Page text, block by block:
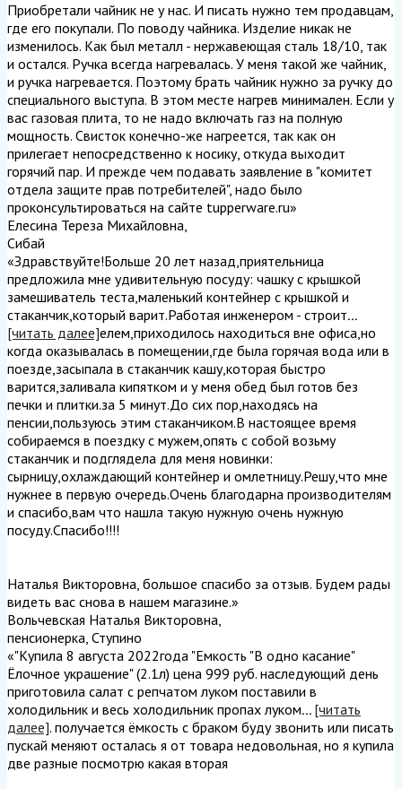
Приобретали чайник не у нас. И писать нужно тем продавцам,
где его покупали. По поводу чайника. Изделие никак не
изменилось. Как был металл - нержавеющая сталь 18/10, так
и остался. Ручка всегда нагревалась. У меня такой же чайник,
и ручка нагревается. Поэтому брать чайник нужно за ручку до
специального выступа. В этом месте нагрев минимален. Если у
вас газовая плита, то не надо включать газ на полную
мощность. Свисток конечно-же нагреется, так как он
прилегает непосредственно к носику, откуда выходит
горячий пар. И прежде чем подавать заявление в "комитет
отдела защите прав потребителей", надо было
проконсультироваться на сайте tupperware.ru»
Елесина Тереза Михайловна,
Сибай
«Здравствуйте!Больше 20 лет назад,приятельница
предложила мне удивительную посуду: чашку с крышкой
замешиватель теста,маленький контейнер с крышкой и
стаканчик,который варит.Работая инженером - строит...
[читать далее]елем,приходилось находиться вне офиса,но
когда оказывалась в помещении,где была горячая вода или в
поезде,засыпала в стаканчик кашу,которая быстро
варится,заливала кипятком и у меня обед был готов без
печки и плитки.за 5 минут.До сих пор,находясь на
пенсии,пользуюсь этим стаканчиком.В настоящее время
собираемся в поездку с мужем,опять с собой возьму
стаканчик и подглядела для меня новинки:
сырницу,охлаждающий контейнер и омлетницу.Решу,что мне
нужнее в первую очередь.Очень благодарна производителям
и спасибо,вам что нашла такую нужную очень нужную
посуду.Спасибо!!!!
Наталья Викторовна, большое спасибо за отзыв. Будем рады
видеть вас снова в нашем магазине.»
Вольчевская Наталья Викторовна,
пенсионерка, Ступино
«"Купила 8 августа 2022года "Емкость "В одно касание"
Ёлочное украшение" (2.1л) цена 999 руб. наследующий день
приготовила салат с репчатом луком поставили в
холодильник и весь холодильник пропах луком... [читать
далее]. получается ёмкость с браком буду звонить или писать
пускай меняют осталась я от товара недовольная, но я купила
две разные посмотрю какая вторая